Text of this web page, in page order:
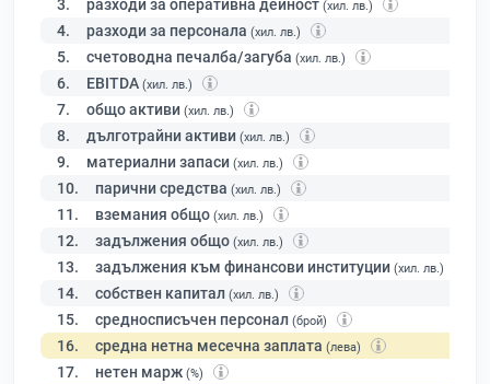
3. разходи за оперативна дейност (хил. лв.)
4. разходи за персонала (хил. лв.)
5. счетоводна печалба/загуба (хил. лв.)
6. EBITDA (хил. лв.)
7. общо активи (хил. лв.)
8. дълготрайни активи (хил. лв.)
9. материални запаси (хил. лв.)
10. парични средства (хил. лв.)
11. вземания общо (хил. лв.)
12. задължения общо (хил. лв.)
13. задължения към финансови институции (хил. лв.)
14. собствен капитал (хил. лв.)
15. средносписъчен персонал (брой)
16. средна нетна месечна заплата (лева)
17. нетен марж (%)